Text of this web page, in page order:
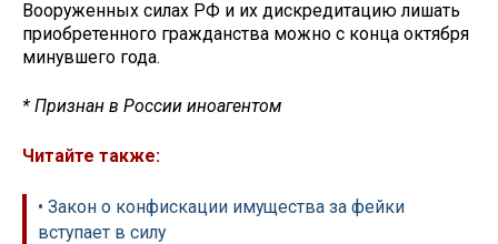
Вооруженных силах РФ и их дискредитацию лишать
приобретенного гражданства можно с конца октября
минувшего года.
* Признан в России иноагентом
Читайте также:
• Закон о конфискации имущества за фейки
вступает в силу